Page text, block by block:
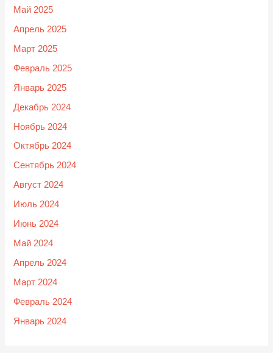
Май 2025
Апрель 2025
Март 2025
Февраль 2025
Январь 2025
Декабрь 2024
Ноябрь 2024
Октябрь 2024
Сентябрь 2024
Август 2024
Июль 2024
Июнь 2024
Май 2024
Апрель 2024
Март 2024
Февраль 2024
Январь 2024